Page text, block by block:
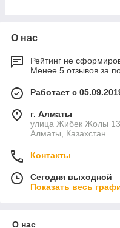
О нас
Рейтинг не
Менее 5 отзывов за
Работает с
г. Алматы
улица Жибек Жолы
Алматы, Казахстан
Контакты
Сегодня выходной
Показать весь
О нас